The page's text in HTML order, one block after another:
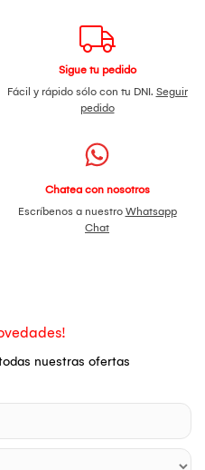
Sigue tu pedido
Fácil y rápido sólo con tu DNI. Seguir
pedido
Chatea con nosotros
Escríbenos a nuestro Whatsapp
Chat
nuestras ofertas